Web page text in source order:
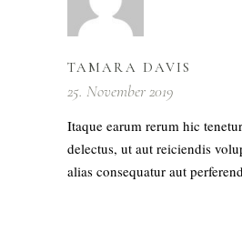
TAMARA DAVIS
25. November 2019
Itaque earum rerum hic
delectus, ut aut reiciendis
alias consequatur aut